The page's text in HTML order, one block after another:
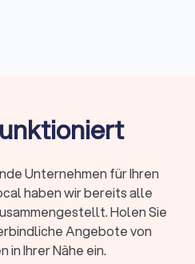
beschädigte Gegenstände
im Anschluss weitere Aufgaben.
oder verkaufen möchte,
beauftragen. Wenn
oder Immobilienverkauf
auch erfahreneBestatter
vergleichen können.
Unternehmen für Ihren
haben wir bereits alle
Holen Sie
Angebote von
in Ihrer Nähe ein.